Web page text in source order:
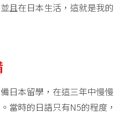
且在日本生活，這就是我的
日本留學，在這三年中慢慢
當時的日語只有N5的程度，